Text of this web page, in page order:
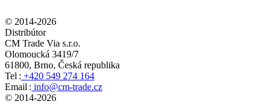
© 2014-2026
Distribútor
CM Trade Via s.r.o.
Olomoucká 3419/7
61800, Brno, Česká republika
Tel : +420 549 274 164
Email : info@cm-trade.cz
© 2014-2026